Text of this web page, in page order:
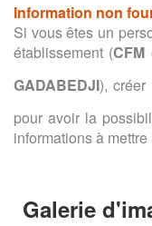
Information non
Si vous êtes un
établissement (CFM
GADABEDJI), créer
pour avoir la
informations à
Galerie